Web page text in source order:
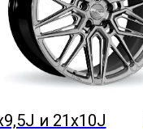
и 21x10J